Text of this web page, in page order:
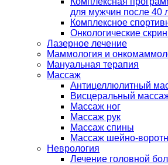
для мужчин после 40
Комплексное
Онкологические
Лазерное лечение
Маммология и
Мануальная терапия
Массаж
Антицеллюлитный
Висцеральный
Массаж ног
Массаж рук
Массаж спины
Массаж шейно-
Неврология
Лечение головной